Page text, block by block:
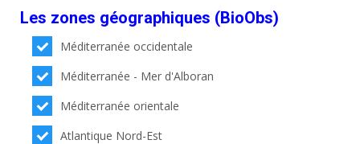
Les zones géographiques (BioObs)
Méditerranée occidentale
Méditerranée - Mer d'Alboran
Méditerranée orientale
Atlantique Nord-Est